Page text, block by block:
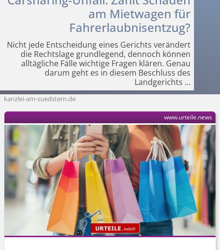
am Mietwagen für
Fahrerlaubnisentzug?
Nicht jede Entscheidung eines Gerichts verändert
die Rechtslage grundlegend, dennoch können
alltägliche Fälle wichtige Fragen klären. Genau
darum geht es in diesem Beschluss des
Landgerichts ...
kanzlei-am-suedstern.de
www.urteile.news